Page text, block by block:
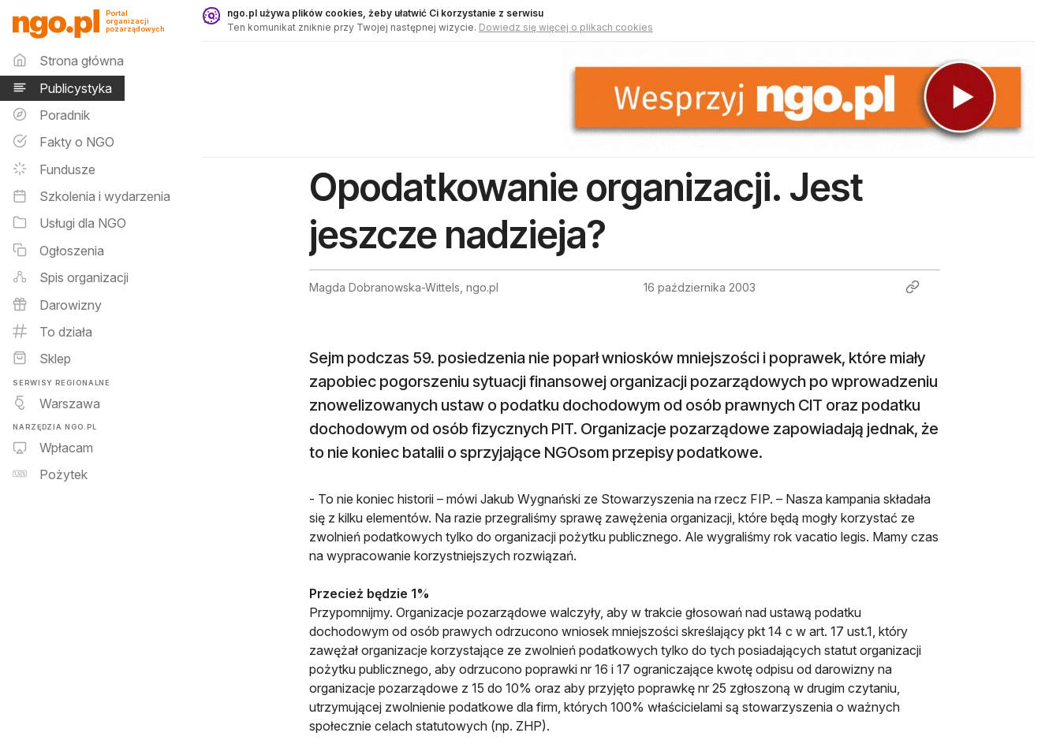
Publicystyka - ngo.pl
Portal
organizacji
pozarządowych
Menu główne
Strona główna
Publicystyka
Poradnik
Fakty o NGO
Fundusze
Szkolenia i wydarzenia
Usługi dla NGO
Ogłoszenia
Spis organizacji
Darowizny
To działa
Sklep
SERWISY REGIONALNE
Warszawa
NARZĘDZIA NGO.PL
Wpłacam
Pożytek
ngo.pl używa plików cookies, żeby ułatwić Ci korzystanie z serwisu
Ten komunikat zniknie przy Twojej następnej wizycie. Dowiedz się więcej o plikach cookies
Opodatkowanie organizacji. Jest
jeszcze nadzieja?
Magda Dobranowska-Wittels, ngo.pl 16 października 2003
Sejm podczas 59. posiedzenia nie poparł wniosków mniejszości i poprawek, które miały
zapobiec pogorszeniu sytuacji finansowej organizacji pozarządowych po wprowadzeniu
znowelizowanych ustaw o podatku dochodowym od osób prawnych CIT oraz podatku
dochodowym od osób fizycznych PIT. Organizacje pozarządowe zapowiadają jednak, że
to nie koniec batalii o sprzyjające NGOsom przepisy podatkowe.
- To nie koniec historii – mówi Jakub Wygnański ze Stowarzyszenia na rzecz FIP. – Nasza kampania składała
się z kilku elementów. Na razie przegraliśmy sprawę zawężenia organizacji, które będą mogły korzystać ze
zwolnień podatkowych tylko do organizacji pożytku publicznego. Ale wygraliśmy rok vacatio legis. Mamy czas
na wypracowanie korzystniejszych rozwiązań.
Przecież będzie 1%
Przypomnijmy. Organizacje pozarządowe walczyły, aby w trakcie głosowań nad ustawą podatku
dochodowym od osób prawych odrzucono wniosek mniejszości skreślający pkt 14 c w art. 17 ust.1, który
zawężał organizacje korzystające ze zwolnień podatkowych tylko do tych posiadających statut organizacji
pożytku publicznego, aby odrzucono poprawki nr 16 i 17 ograniczające kwotę odpisu od darowizny na
organizacje pozarządowe z 15 do 10% oraz aby przyjęto poprawkę nr 25 zgłoszoną w drugim czytaniu,
utrzymującej zwolnienie podatkowe dla firm, których 100% właścicielami są stowarzyszenia o ważnych
społecznie celach statutowych (np. ZHP).